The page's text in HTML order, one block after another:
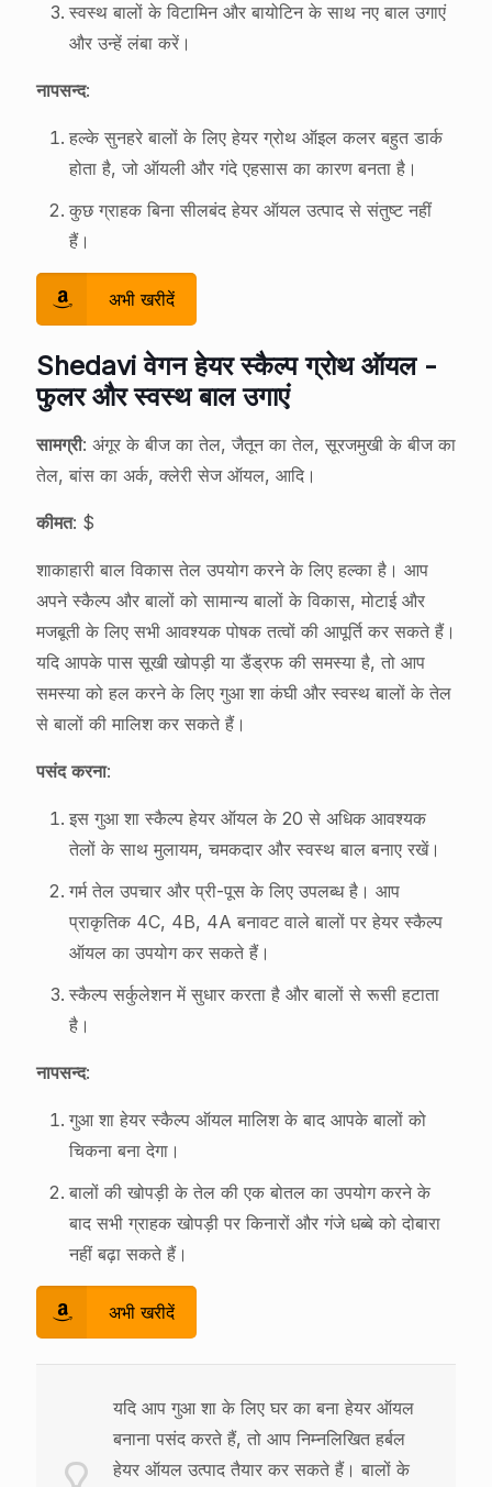
स्वस्थ बालों के विटामिन और बायोटिन के साथ नए बाल उगाएं
और उन्हें लंबा करें।
नापसन्द:
हल्के सुनहरे बालों के लिए हेयर ग्रोथ ऑइल कलर बहुत डार्क
होता है, जो ऑयली और गंदे एहसास का कारण बनता है।
कुछ ग्राहक बिना सीलबंद हेयर ऑयल उत्पाद से संतुष्ट नहीं
हैं।
अभी खरीदें
Shedavi वेगन हेयर स्कैल्प ग्रोथ ऑयल -
फुलर और स्वस्थ बाल उगाएं
सामग्री: अंगूर के बीज का तेल, जैतून का तेल, सूरजमुखी के बीज का
तेल, बांस का अर्क, क्लेरी सेज ऑयल, आदि।
कीमत: $
शाकाहारी बाल विकास तेल उपयोग करने के लिए हल्का है। आप
अपने स्कैल्प और बालों को सामान्य बालों के विकास, मोटाई और
मजबूती के लिए सभी आवश्यक पोषक तत्वों की आपूर्ति कर सकते हैं।
यदि आपके पास सूखी खोपड़ी या डैंड्रफ की समस्या है, तो आप
समस्या को हल करने के लिए गुआ शा कंघी और स्वस्थ बालों के तेल
से बालों की मालिश कर सकते हैं।
पसंद करना:
इस गुआ शा स्कैल्प हेयर ऑयल के 20 से अधिक आवश्यक
तेलों के साथ मुलायम, चमकदार और स्वस्थ बाल बनाए रखें।
गर्म तेल उपचार और प्री-पूस के लिए उपलब्ध है। आप
प्राकृतिक 4C, 4B, 4A बनावट वाले बालों पर हेयर स्कैल्प
ऑयल का उपयोग कर सकते हैं।
स्कैल्प सर्कुलेशन में सुधार करता है और बालों से रूसी हटाता
है।
नापसन्द:
गुआ शा हेयर स्कैल्प ऑयल मालिश के बाद आपके बालों को
चिकना बना देगा।
बालों की खोपड़ी के तेल की एक बोतल का उपयोग करने के
बाद सभी ग्राहक खोपड़ी पर किनारों और गंजे धब्बे को दोबारा
नहीं बढ़ा सकते हैं।
अभी खरीदें
यदि आप गुआ शा के लिए घर का बना हेयर ऑयल
बनाना पसंद करते हैं, तो आप निम्नलिखित हर्बल
हेयर ऑयल उत्पाद तैयार कर सकते हैं। बालों के